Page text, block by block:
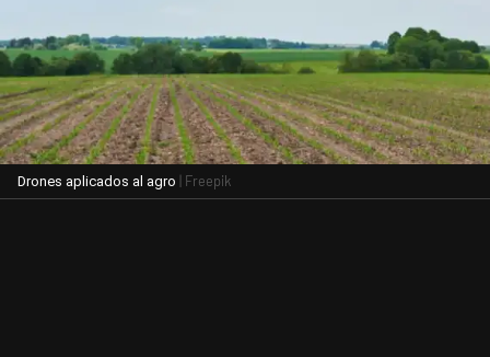
Drones aplicados al agro | Freepik